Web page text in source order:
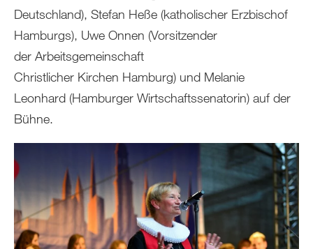
Deutschland), Stefan Heße (katholischer Erzbischof
Hamburgs), Uwe Onnen (Vorsitzender
der Arbeitsgemeinschaft
Christlicher Kirchen Hamburg) und Melanie
Leonhard (Hamburger Wirtschaftssenatorin) auf der
Bühne.